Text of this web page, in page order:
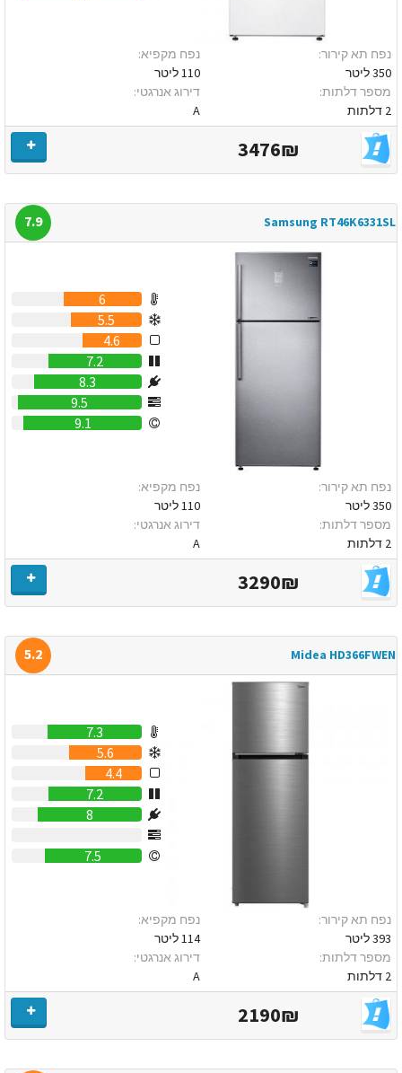
נפח תא קירור:
350 ליטר
מספר דלתות:
2 דלתות
נפח מקפיא:
110 ליטר
דירוג אנרגטי:
A
3476₪
Samsung RT46K6331SL
7.9
6
5.5
4.6
7.2
8.3
9.5
9.1
נפח תא קירור:
350 ליטר
מספר דלתות:
2 דלתות
נפח מקפיא:
110 ליטר
דירוג אנרגטי:
A
3290₪
Midea HD366FWEN
5.2
7.3
5.6
4.4
7.2
8
7.5
נפח תא קירור:
393 ליטר
מספר דלתות:
2 דלתות
נפח מקפיא:
114 ליטר
דירוג אנרגטי:
A
2190₪